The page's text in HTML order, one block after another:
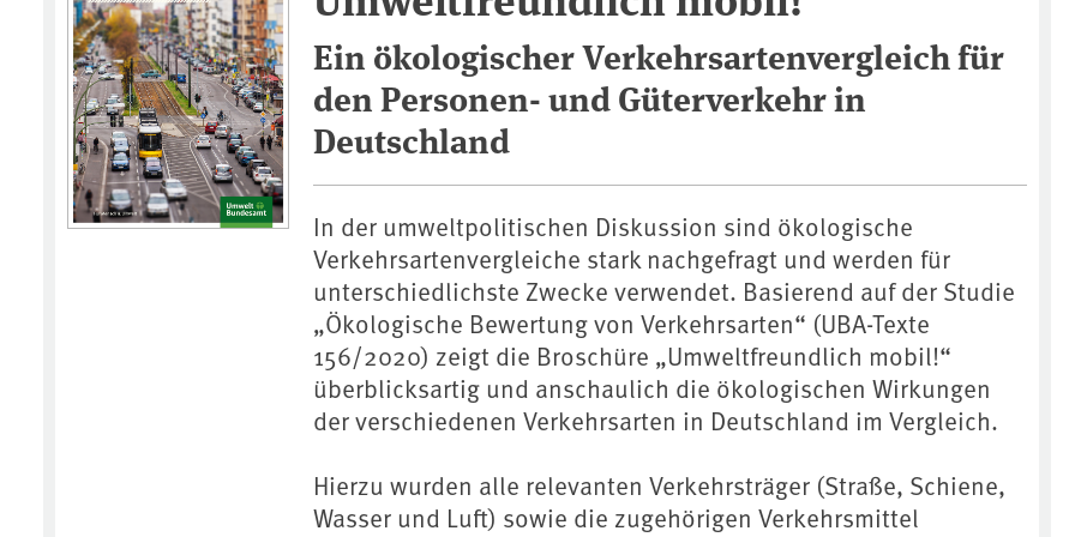
Ein ökologischer Verkehrsartenvergleich für
den Personen- und Güterverkehr in
Deutschland
In der umweltpolitischen Diskussion sind ökologische
Verkehrsartenvergleiche stark nachgefragt und werden für
unterschiedlichste Zwecke verwendet. Basierend auf der Studie
„Ökologische Bewertung von Verkehrsarten“ (UBA-Texte
156/2020) zeigt die Broschüre „Umweltfreundlich mobil!“
überblicksartig und anschaulich die ökologischen Wirkungen
der verschiedenen Verkehrsarten in Deutschland im Vergleich.
Hierzu wurden alle relevanten Verkehrsträger (Straße, Schiene,
Wasser und Luft) sowie die zugehörigen Verkehrsmittel